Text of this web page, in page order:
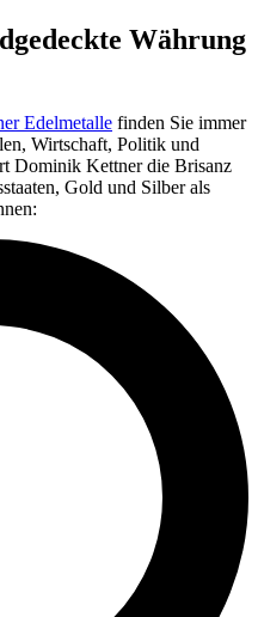
Währung
Edelmetalle finden Sie immer
Wirtschaft, Politik und
Dominik Kettner die Brisanz
Gold und Silber als